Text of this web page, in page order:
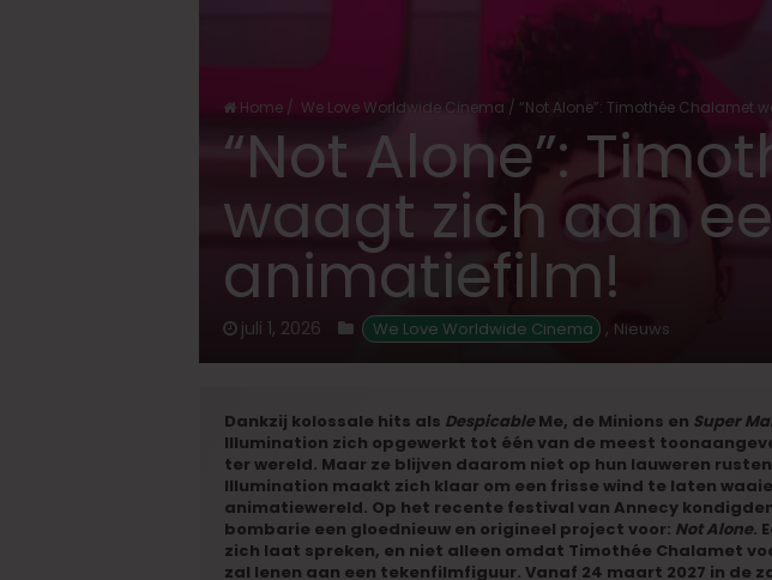
Home / We Love Worldwide Cinema / “Not Alone”: Timothée Chalamet
“Not Alone”:
waagt zich aan
animatiefilm!
juli 1, 2026 We Love Worldwide Cinema , Nieuws
Dankzij kolossale hits als DespicableMe, de Minions en Super
Illumination zich opgewerkt tot één van de meest
ter wereld. Maar ze blijven daarom niet op hun lauweren
Illumination maakt zich klaar om een frisse wind te laten
animatiewereld. Op het recente festival van Annecy
bombarie een gloednieuw en origineel project voor: Not Alone.
zich laat spreken, en niet alleen omdat Timothée Chalamet
zal lenen aan een tekenfilmfiguur. Vanaf 24 maart 2027 in de